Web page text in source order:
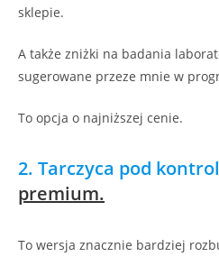
sklepie.
A także zniżki na badania
sugerowane przeze mnie w
To opcja o najniższej cenie.
2. Tarczyca pod
premium.
To wersja znacznie bardziej